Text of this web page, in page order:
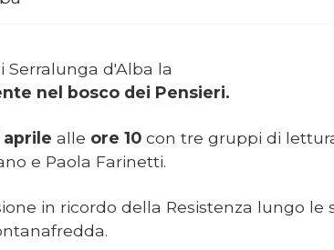
Serralunga d'Alba la
nel bosco dei Pensieri.
aprile alle ore 10 con tre gruppi di
e Paola Farinetti.
in ricordo della Resistenza lungo le